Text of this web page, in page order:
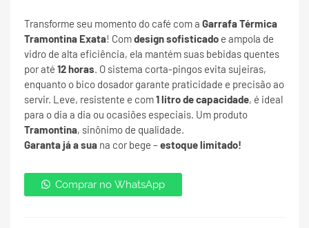
Transforme seu momento do café com a Garrafa Térmica
Tramontina Exata! Comdesign sofisticado e ampola de
vidro de alta eficiência, ela mantém suas bebidas quentes
por até 12 horas. O sistema corta-pingos evita sujeiras,
enquanto o bico dosador garante praticidade e precisão ao
servir. Leve, resistente e com1 litro de capacidade, é ideal
para o dia a dia ou ocasiões especiais. Um produto
Tramontina, sinônimo de qualidade.
Garanta já a sua na cor bege –estoque limitado!
Comprar no WhatsApp